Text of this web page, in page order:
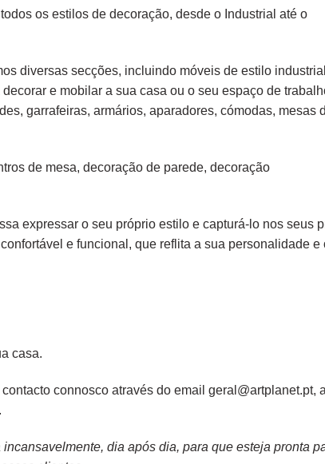
os estilos de decoração, desde o Industrial até o
diversas secções, incluindo móveis de estilo
e mobilar a sua casa ou o seu espaço de
, garrafeiras, armários, aparadores, cómodas, mesas
de mesa, decoração de parede, decoração
expressar o seu próprio estilo e capturá-lo nos seus
e funcional, que reflita a sua personalidade e
casa.
connosco através do email geral@artplanet.pt,
.
dia após dia, para que esteja pronta